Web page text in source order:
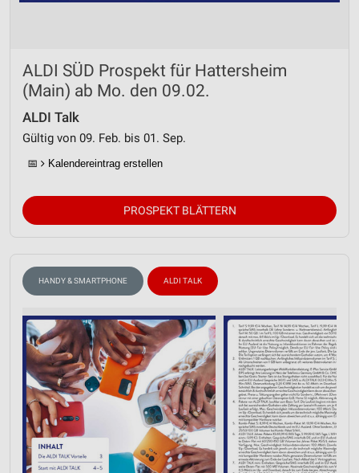
ALDI SÜD Prospekt für Hattersheim
(Main) ab Mo. den 09.02.
ALDI Talk
Gültig von 09. Feb. bis 01. Sep.
📅 Kalendereintrag erstellen
PROSPEKT BLÄTTERN
HANDY & SMARTPHONE ALDI TALK